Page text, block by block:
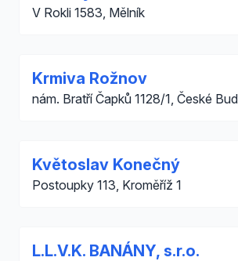
V Rokli 1583, Mělník
Krmiva Rožnov
nám. Bratří Čapků 1128/1, České
Květoslav Konečný
Postoupky 113, Kroměříž 1
L.L.V.K. BANÁNY, s.r.o.